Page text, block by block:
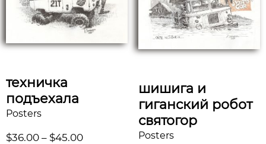
техничка
подъехала
Posters
$36.00 – $45.00
шишига и
гиганский робот
святогор
Posters